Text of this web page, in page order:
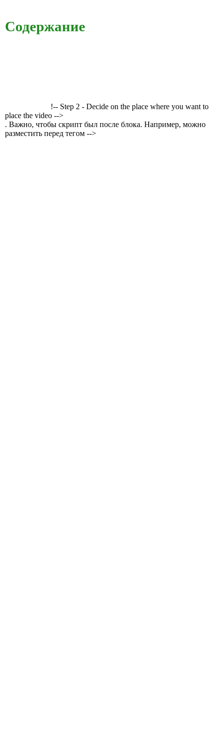
Содержание
!-- Step 2 - Decide on the place where you want to
place the video -->
. Важно, чтобы скрипт был после блока. Например, можно
разместить перед тегом -->